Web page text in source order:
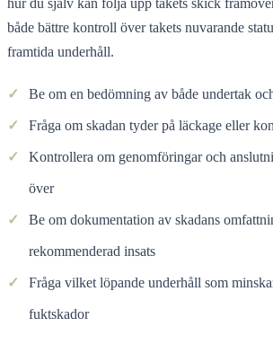
hur du själv kan följa upp takets skick
både bättre kontroll över takets nuvarande
framtida underhåll.
✓ Be om en bedömning av både undertak
✓ Fråga om skadan tyder på läckage eller
✓ Kontrollera om genomföringar och
över
✓ Be om dokumentation av skadans
rekommenderad insats
✓ Fråga vilket löpande underhåll som
fuktskador